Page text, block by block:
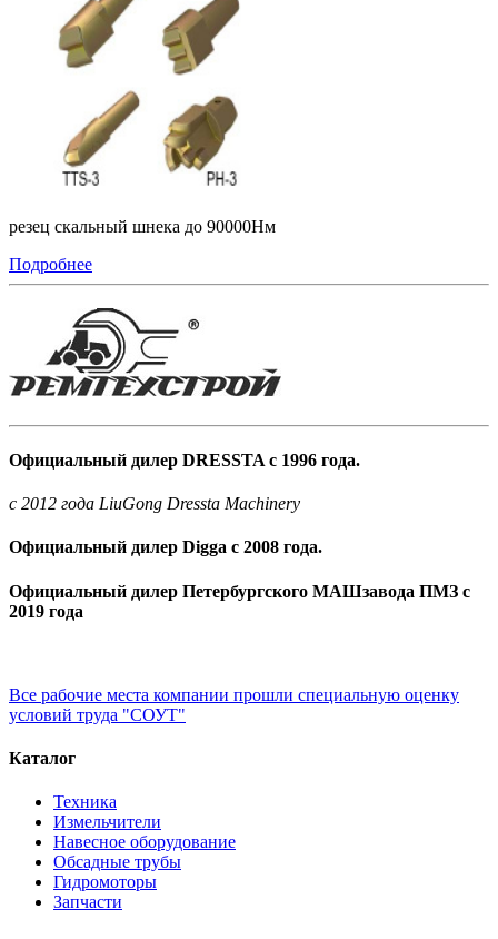
резец скальный шнека до 90000Нм
Подробнее
Официальный дилер DRESSTA с 1996 года.
c 2012 года LiuGong Dressta Machinery
Официальный дилер Digga с 2008 года.
Официальный дилер Петербургского МАШзавода ПМЗ с
2019 года
Все рабочие места компании прошли специальную оценку
условий труда "СОУТ"
Каталог
Техника
Измельчители
Навесное оборудование
Обсадные трубы
Гидромоторы
Запчасти